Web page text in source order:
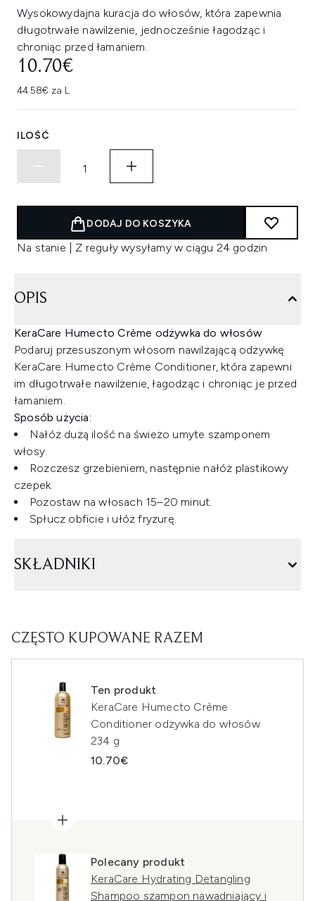
Wysokowydajna kuracja do włosów, która zapewnia
długotrwałe nawilżenie, jednocześnie łagodząc i
chroniąc przed łamaniem.
10.70€
44.58€ za L
ILOŚĆ
DODAJ DO KOSZYKA
Na stanie | Z reguły wysyłamy w ciągu 24 godzin
OPIS
KeraCare Humecto Crème odżywka do włosów
Podaruj przesuszonym włosom nawilżającą odżywkę
KeraCare Humecto Crème Conditioner, która zapewni
im długotrwałe nawilżenie, łagodząc i chroniąc je przed
łamaniem.
Sposób użycia:
Nałóż dużą ilość na świeżo umyte szamponem
włosy.
Rozczesz grzebieniem, następnie nałóż plastikowy
czepek.
Pozostaw na włosach 15–20 minut.
Spłucz obficie i ułóż fryzurę.
SKŁADNIKI
CZĘSTO KUPOWANE RAZEM
Ten produkt
KeraCare Humecto Crème
Conditioner odżywka do włosów
234 g
10.70€
Polecany produkt
KeraCare Hydrating Detangling
Shampoo szampon nawadniający i